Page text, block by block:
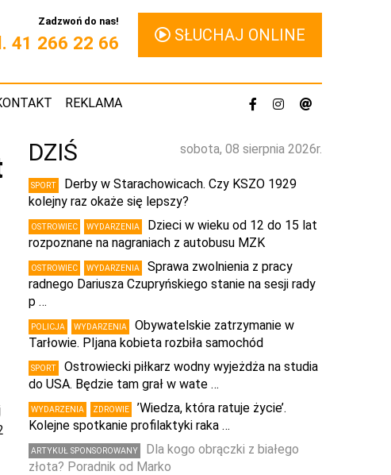
Zadzwoń do nas!
41 266 22 66 SŁUCHAJ ONLINE
REKLAMA
sobota, 08 sierpnia 2026r.
DZIŚ
SPORT
Derby w Starachowicach. Czy KSZO 1929
kolejny raz okaże się lepszy?
OSTROWIEC WYDARZENIA
Dzieci w wieku od 12 do 15 lat
rozpoznane na nagraniach z autobusu MZK
OSTROWIEC WYDARZENIA
Sprawa zwolnienia z pracy
radnego Dariusza Czupryńskiego stanie na sesji rady
p …
POLICJA WYDARZENIA
Obywatelskie zatrzymanie w
Tarłowie. PIjana kobieta rozbiła samochód
SPORT
Ostrowiecki piłkarz wodny wyjeżdża na studia
do USA. Będzie tam grał w wate …
WYDARZENIA ZDROWIE
’Wiedza, która ratuje życie’.
Kolejne spotkanie profilaktyki raka …
ARTYKUŁ SPONSOROWANY
Dla kogo obrączki z białego
złota? Poradnik od Marko